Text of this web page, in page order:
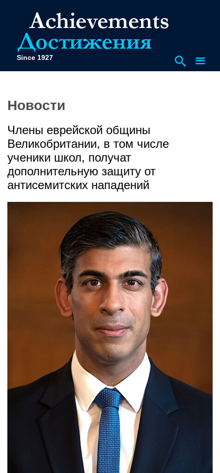
Since 1927
Новости
Члены еврейской общины
Великобритании, в том числе
ученики школ, получат
дополнительную защиту от
антисемитских нападений